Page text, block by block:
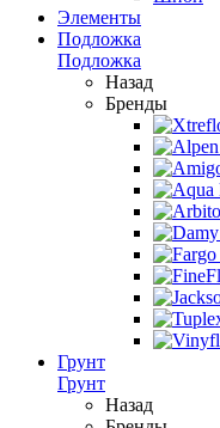
Элементы
Подложка
Подложка
Назад
Бренды
Грунт
Грунт
Назад